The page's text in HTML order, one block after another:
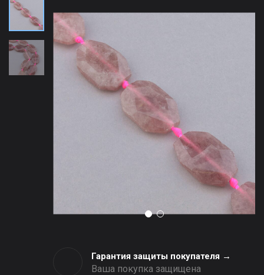
Гарантия защиты покупателя →
Ваша покупка защищена